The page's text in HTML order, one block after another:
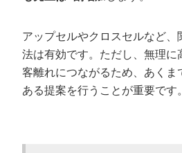
アップセルやクロスセルなど、
法は有効です。ただし、無理に
客離れにつながるため、あくま
ある提案を行うことが重要です。